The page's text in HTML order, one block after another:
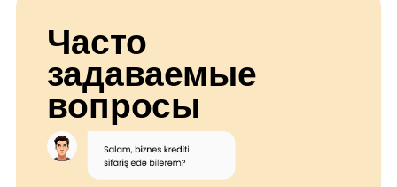
Часто
задаваемые
вопросы